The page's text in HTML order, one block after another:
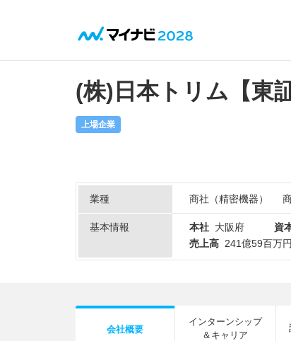
(株)日本トリム【東
上場企業
業種 商社（精密機器）
基本情報 本社 大阪府 資
売上高 241億59百
会社概要
インターンシップ
＆キャリア